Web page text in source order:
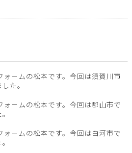
ォームの松本です。今回は須賀川市
た。
ォームの松本です。今回は郡山市で
ォームの松本です。今回は白河市で